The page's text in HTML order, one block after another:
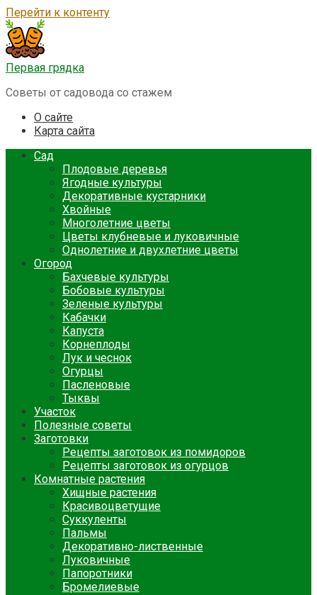
Перейти к контенту
Первая грядка
Советы от садовода со стажем
О сайте
Карта сайта
Сад
Плодовые деревья
Ягодные культуры
Декоративные кустарники
Хвойные
Многолетние цветы
Цветы клубневые и луковичные
Однолетние и двухлетние цветы
Огород
Бахчевые культуры
Бобовые культуры
Зеленые культуры
Кабачки
Капуста
Корнеплоды
Лук и чеснок
Огурцы
Пасленовые
Тыквы
Участок
Полезные советы
Заготовки
Рецепты заготовок из помидоров
Рецепты заготовок из огурцов
Комнатные растения
Хищные растения
Красивоцветущие
Суккуленты
Пальмы
Декоративно-лиственные
Луковичные
Папоротники
Бромелиевые